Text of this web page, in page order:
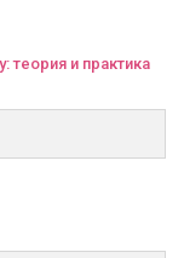
теория и практика